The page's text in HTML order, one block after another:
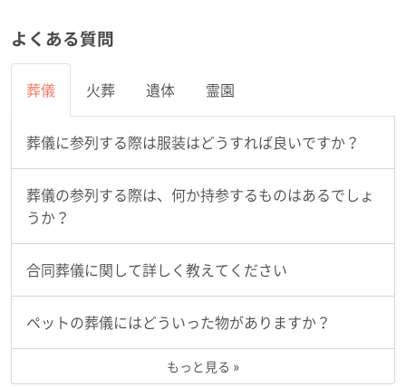
よくある質問
葬儀 火葬 遺体 霊園
葬儀に参列する際は服装はどうすれば良いですか？
葬儀の参列する際は、何か持参するものはあるでしょ
うか？
合同葬儀に関して詳しく教えてください
ペットの葬儀にはどういった物がありますか？
もっと見る »